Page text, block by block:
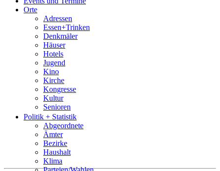
Sport
Who is who
Wohnen
Orte
Adressen
Essen+Trinken
Denkmäler
Häuser
Hotels
Jugend
Kino
Kirche
Kongresse
Kultur
Senioren
Stadtführer
Straßen
Politik + Statistik
Abgeordnete
Ämter
Bezirke
Haushalt
Klima